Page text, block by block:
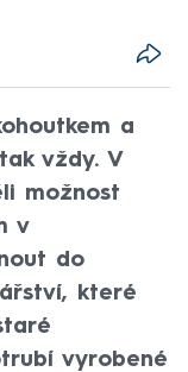
a
vždy. V
možnost
v
do
které
vyrobené